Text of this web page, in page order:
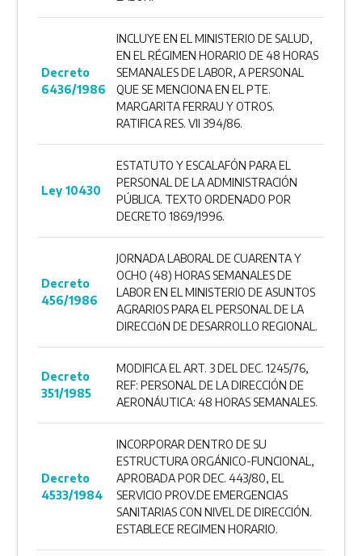
Decreto
6436/1986
INCLUYE EN EL MINISTERIO DE SALUD,
EN EL RÉGIMEN HORARIO DE 48 HORAS
SEMANALES DE LABOR, A PERSONAL
QUE SE MENCIONA EN EL PTE.
MARGARITA FERRAU Y OTROS.
RATIFICA RES. VII 394/86.
Ley 10430
ESTATUTO Y ESCALAFÓN PARA EL
PERSONAL DE LA ADMINISTRACIÓN
PÚBLICA. TEXTO ORDENADO POR
DECRETO 1869/1996.
Decreto
456/1986
JORNADA LABORAL DE CUARENTA Y
OCHO (48) HOR­AS SEMANALES DE
LABOR EN EL MINISTERIO DE ASUNTOS
AGRARIOS PARA EL PERSONAL DE LA
DIRECCIóN DE DESARROLLO REGIONAL.
Decreto
351/1985
MODIFICA EL ART. 3 DEL DEC. 1245/76,
REF: PERSONAL DE LA DIRECCIÓN DE
AERONÁUTICA: 48 HORAS SEMANALES.
Decreto
4533/1984
INCORPORAR ­DENTRO DE SU
ESTRUCTURA ORGÁNICO-FUNCIONAL,
APROBADA POR DEC. 443/80, EL
SERVICIO PROV.DE EMERGENCIAS
SANITARIAS CON NIVEL DE DIRECCIÓN.
ESTABLECE REGIMEN HORARIO.